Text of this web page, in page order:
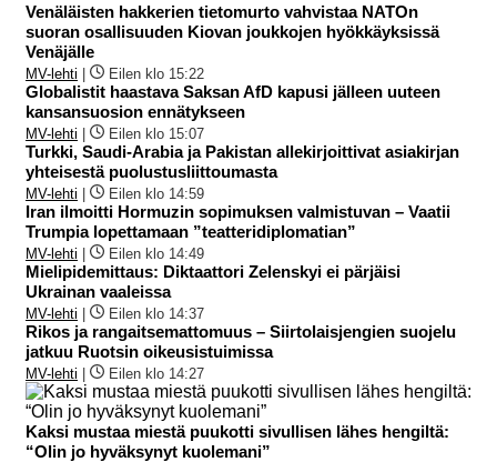
Venäläisten hakkerien tietomurto vahvistaa NATOn
suoran osallisuuden Kiovan joukkojen hyökkäyksissä
Venäjälle
MV-lehti | Eilen klo 15:22
Globalistit haastava Saksan AfD kapusi jälleen uuteen
kansansuosion ennätykseen
MV-lehti | Eilen klo 15:07
Turkki, Saudi-Arabia ja Pakistan allekirjoittivat asiakirjan
yhteisestä puolustusliittoumasta
MV-lehti | Eilen klo 14:59
Iran ilmoitti Hormuzin sopimuksen valmistuvan – Vaatii
Trumpia lopettamaan ”teatteridiplomatian”
MV-lehti | Eilen klo 14:49
Mielipidemittaus: Diktaattori Zelenskyi ei pärjäisi
Ukrainan vaaleissa
MV-lehti | Eilen klo 14:37
Rikos ja rangaitsemattomuus – Siirtolaisjengien suojelu
jatkuu Ruotsin oikeusistuimissa
MV-lehti | Eilen klo 14:27
Kaksi mustaa miestä puukotti sivullisen lähes hengiltä:
“Olin jo hyväksynyt kuolemani”